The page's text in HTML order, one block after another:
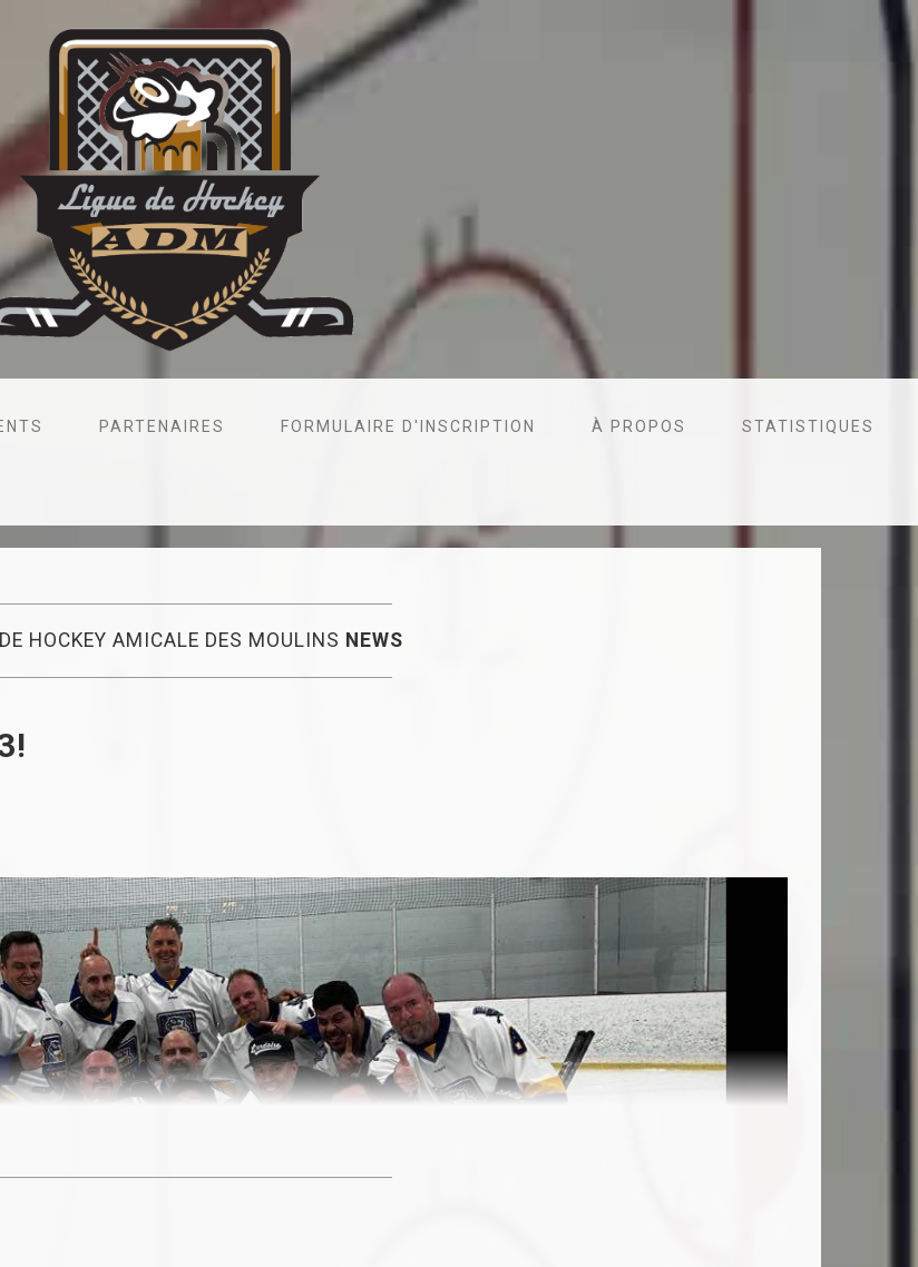
PARTENAIRES FORMULAIRE D'INSCRIPTION À PROPOS STATISTIQUES
HOCKEY AMICALE DES MOULINS NEWS